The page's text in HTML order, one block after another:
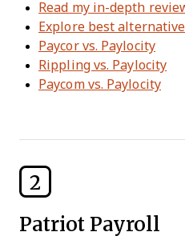
Read my in-depth
Explore best
Paycor vs. Paylocity
Rippling vs. Paylocity
Paycom vs. Paylocity
2
Patriot Payroll